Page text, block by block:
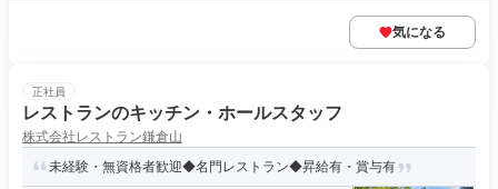
気になる
正社員
レストランのキッチン・ホールスタッフ
株式会社レストラン鎌倉山
未経験・無資格者歓迎◆名門レストラン◆昇給有・賞与有